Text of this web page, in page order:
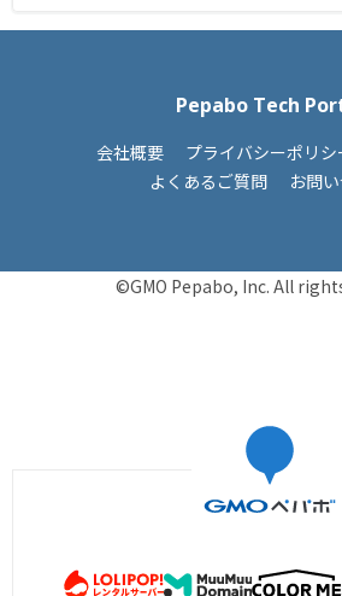
Pepabo Tech
会社概要 プライバシーポリシ
よくあるご質問
お問
©GMO Pepabo, Inc. All